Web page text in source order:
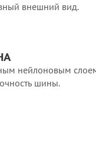
внешний вид.
нейлоновым
шины.